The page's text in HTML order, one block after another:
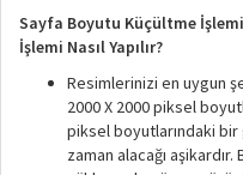
Sayfa Boyutu Küçültme
İşlemi Nasıl Yapılır?
Resimlerinizi en uygun
2000 X 2000 piksel
piksel boyutlarındaki
zaman alacağı